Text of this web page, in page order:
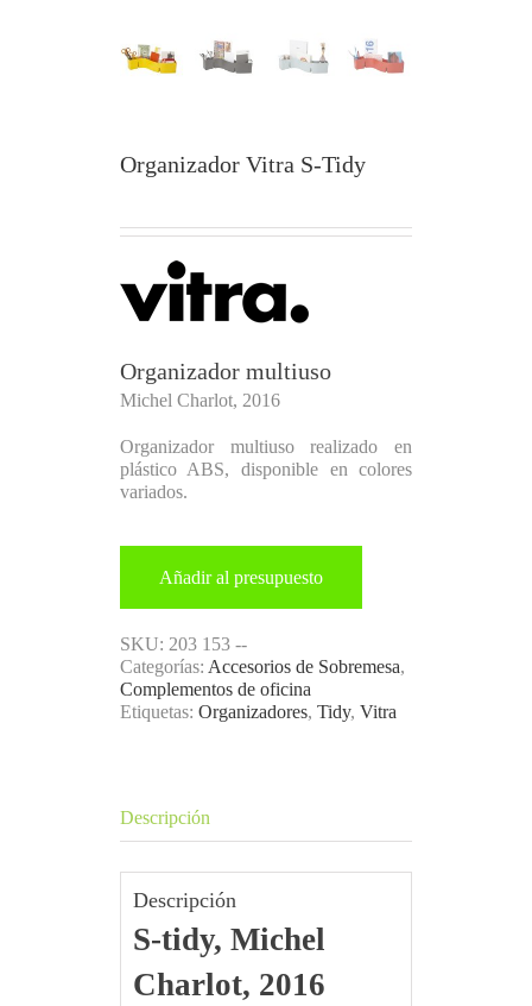
Organizador Vitra S-Tidy
Organizador multiuso
Michel Charlot, 2016
Organizador multiuso realizado en
plástico ABS, disponible en colores
variados.
Añadir al presupuesto
SKU: 203 153 --
Categorías: Accesorios de Sobremesa,
Complementos de oficina
Etiquetas: Organizadores, Tidy, Vitra
Descripción
Descripción
S-tidy, Michel
Charlot, 2016